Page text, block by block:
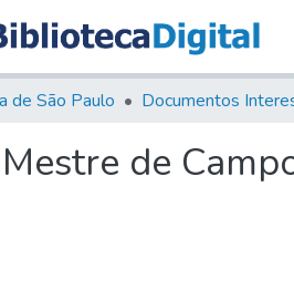
de São Paulo Documentos
de